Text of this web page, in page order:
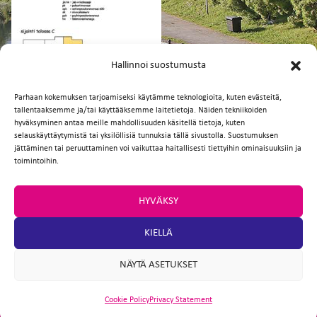
Hallinnoi suostumusta
Parhaan kokemuksen tarjoamiseksi käytämme teknologioita, kuten evästeitä,
tallentaaksemme ja/tai käyttääksemme laitetietoja. Näiden tekniikoiden
hyväksyminen antaa meille mahdollisuuden käsitellä tietoja, kuten
selauskäyttäytymistä tai yksilöllisiä tunnuksia tällä sivustolla. Suostumuksen
jättäminen tai peruuttaminen voi vaikuttaa haitallisesti tiettyihin ominaisuuksiin ja
toimintoihin.
HYVÄKSY
KIELLÄ
NÄYTÄ ASETUKSET
Cookie PolicyPrivacy Statement
Facebook
TwitterEmailWhatsApp